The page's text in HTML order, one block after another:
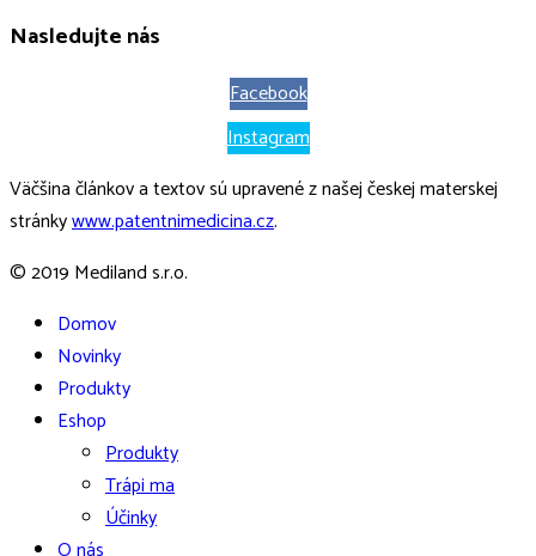
Nasledujte nás
Facebook
Instagram
Väčšina článkov a textov sú upravené z našej českej materskej
stránkywww.patentnimedicina.cz.
© 2019 Mediland s.r.o.
Domov
Novinky
Produkty
Eshop
Produkty
Trápi ma
Účinky